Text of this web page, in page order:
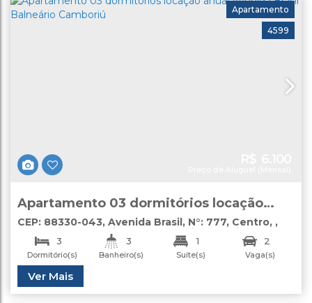
4599
Apartamento
Apartamento 03 dormitórios locação
anual Avenida Brasil Balneário Camboriú
CEP: 88330-043, Avenida Brasil, N°: 777, Centro ,
Balneário Camboriú
Santa Catarina Brasil
3
Dormitório(s)
3
Banheiro(s)
1
Suíte(s)
Total:
144 .00m²
2
Vaga(s)
Ver Mais